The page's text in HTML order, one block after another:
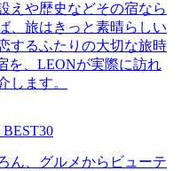
えや歴史などその宿なら
、旅はきっと素晴らしい
するふたりの大切な旅時
を、LEONが実際に訪れ
します。
ん、グルメからビューテ